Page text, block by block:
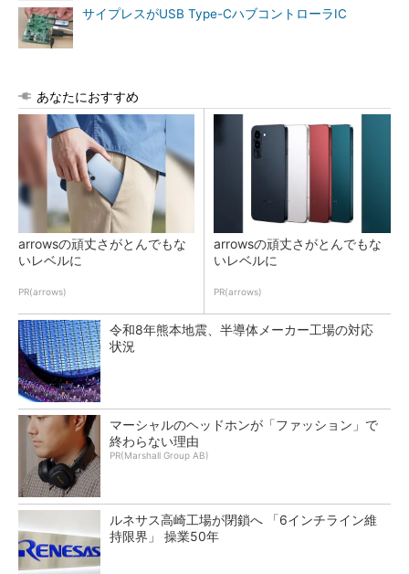
サイプレスがUSB Type-CハブコントローラIC
あなたにおすすめ
arrowsの頑丈さがとんでもな
いレベルに
PR(arrows)
arrowsの頑丈さがとんでもな
いレベルに
PR(arrows)
令和8年熊本地震、半導体メーカー工場の対応
状況
マーシャルのヘッドホンが「ファッション」で
終わらない理由
PR(Marshall Group AB)
ルネサス高崎工場が閉鎖へ 「6インチライン維
持限界」 操業50年